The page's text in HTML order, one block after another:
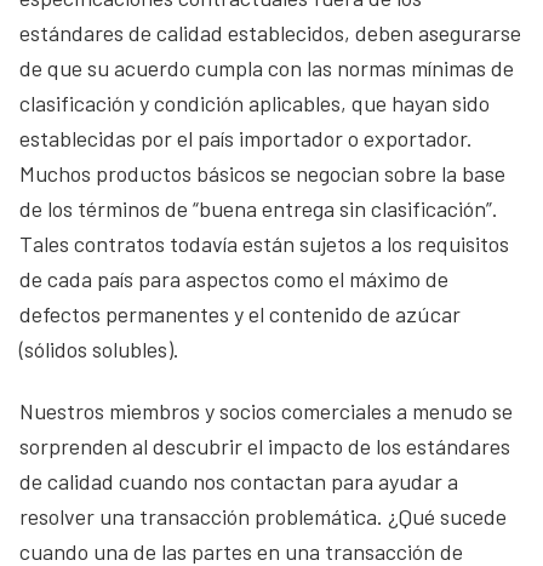
estándares de calidad establecidos, deben asegurarse
de que su acuerdo cumpla con las normas mínimas de
clasificación y condición aplicables, que hayan sido
establecidas por el país importador o exportador.
Muchos productos básicos se negocian sobre la base
de los términos de “buena entrega sin clasificación”.
Tales contratos todavía están sujetos a los requisitos
de cada país para aspectos como el máximo de
defectos permanentes y el contenido de azúcar
(sólidos solubles).
Nuestros miembros y socios comerciales a menudo se
sorprenden al descubrir el impacto de los estándares
de calidad cuando nos contactan para ayudar a
resolver una transacción problemática. ¿Qué sucede
cuando una de las partes en una transacción de